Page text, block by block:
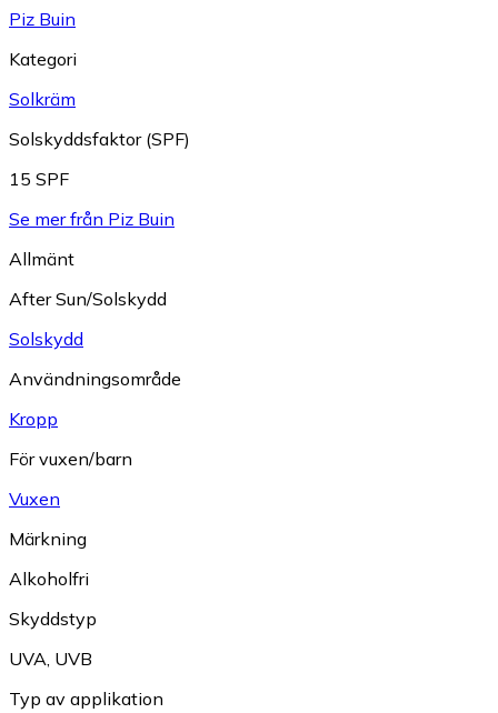
Piz Buin
Kategori
Solkräm
Solskyddsfaktor (SPF)
15 SPF
Se mer från Piz Buin
Allmänt
After Sun/Solskydd
Solskydd
Användningsområde
Kropp
För vuxen/barn
Vuxen
Märkning
Alkoholfri
Skyddstyp
UVA UVB
Typ av applikation